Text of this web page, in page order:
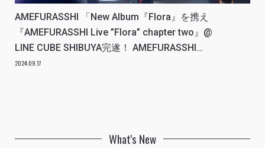
AMEFURASSHI 「New Album『Flora』を携え
『AMEFURASSHI Live ”Flora” chapter two』@
LINE CUBE SHIBUYA完遂！ AMEFURASSHI
Free Live Tour “Flora experience”、 そして
2024.09.17
What's New